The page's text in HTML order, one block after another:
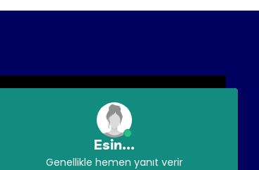
Esin...
Genellikle hemen yanıt verir